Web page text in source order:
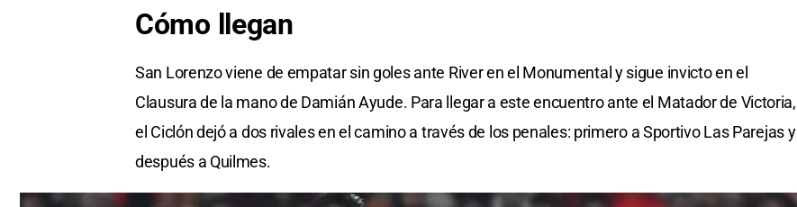
Cómo llegan
San Lorenzo viene de empatar sin goles ante River en el Monumental y sigue invicto en el
Clausura de la mano de Damián Ayude. Para llegar a este encuentro ante el Matador de Victoria,
el Ciclón dejó a dos rivales en el camino a través de los penales: primero a Sportivo Las Parejas y
después a Quilmes.